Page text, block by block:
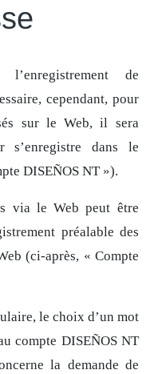
de
cependant, pour
sur le Web, il sera
s’enregistre dans le
DISEÑOS NT »).
via le Web peut être
préalable des
(ci-après, « Compte
le choix d’un mot
compte DISEÑOS NT
la demande de